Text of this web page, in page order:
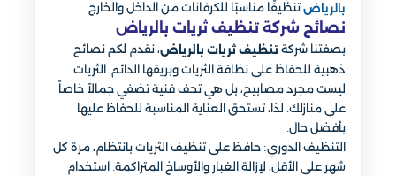
بالرياض تنظيفًا مناسبًا للكرفانات من الداخل والخارج.
نصائح شركة تنظيف ثريات بالرياض
بصفتنا شركة تنظيف ثريات بالرياض، نقدم لكم نصائح
ذهبية للحفاظ على نظافة الثريات وبريقها الدائم. الثريات
ليست مجرد مصابيح، بل هي تحف فنية تضفي جمالاً خاصاً
على منازلك. لذا، تستحق العناية المناسبة للحفاظ عليها
بأفضل حال.
التنظيف الدوري: حافظ على تنظيف الثريات بانتظام، مرة كل
شهر على الأقل، لإزالة الغبار والأوساخ المتراكمة. استخدام